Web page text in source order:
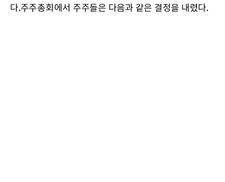
다.주주총회에서 주주들은 다음과 같은 결정을 내렸다.